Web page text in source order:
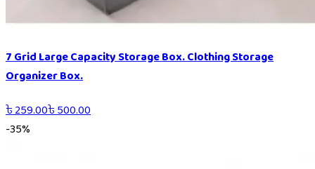
7 Grid Large Capacity Storage Box. Clothing Storage
Organizer Box.
৳259.00৳500.00
-35%